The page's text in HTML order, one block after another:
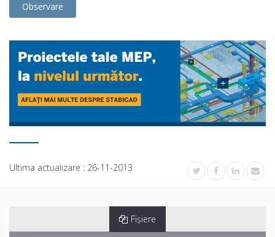
Observare
Ultima actualizare : 26-11-2013
Fișiere